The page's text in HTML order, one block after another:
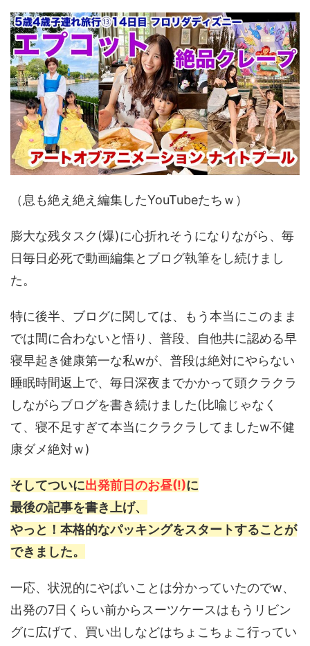
（息も絶え絶え編集したYouTubeたちｗ）
膨大な残タスク(爆)に心折れそうになりながら、毎
日毎日必死で動画編集とブログ執筆をし続けまし
た。
特に後半、ブログに関しては、もう本当にこのまま
では間に合わないと悟り、普段、自他共に認める早
寝早起き健康第一な私wが、普段は絶対にやらない
睡眠時間返上で、毎日深夜までかかって頭クラクラ
しながらブログを書き続けました(比喩じゃなく
て、寝不足すぎて本当にクラクラしてましたw不健
康ダメ絶対ｗ)
そしてついに出発前日のお昼(!)に
最後の記事を書き上げ、
やっと！本格的なパッキングをスタートすることが
できました。
一応、状況的にやばいことは分かっていたのでw、
出発の7日くらい前からスーツケースはもうリビン
グに広げて、買い出しなどはちょこちょこ行ってい